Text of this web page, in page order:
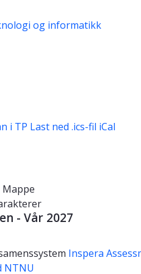
og informatikk
i TP Last ned .ics-fil iCal
- Vår 2027
Inspera
NTNU